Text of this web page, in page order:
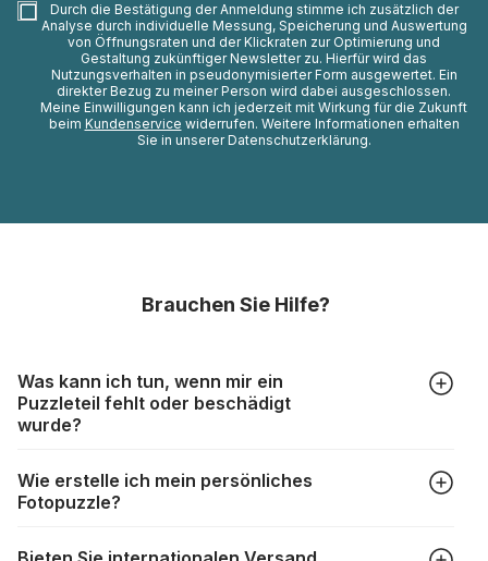
Durch die Bestätigung der Anmeldung stimme ich zusätzlich der
Analyse durch individuelle Messung, Speicherung und Auswertung
von Öffnungsraten und der Klickraten zur Optimierung und
Gestaltung zukünftiger Newsletter zu. Hierfür wird das
Nutzungsverhalten in pseudonymisierter Form ausgewertet. Ein
direkter Bezug zu meiner Person wird dabei ausgeschlossen.
Meine Einwilligungen kann ich jederzeit mit Wirkung für die Zukunft
beim Kundenservice widerrufen. Weitere Informationen erhalten
Sie in unserer Datenschutzerklärung.
Brauchen Sie Hilfe?
Was kann ich tun, wenn mir ein
Puzzleteil fehlt oder beschädigt
wurde?
aber trotzdem kann es vorkommen, dass Teile beschädigt
werden oder verloren gehen. Mit solchen Fällen gehen
https://www.puzzle.de/puzzleteile-fehlen.html
Wie erstelle ich mein persönliches
Fotopuzzle?